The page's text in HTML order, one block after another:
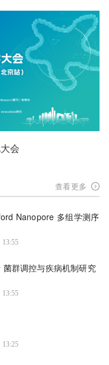
会
查看更多
Nanopore 多组学测序
菌群调控与疾病机制研究